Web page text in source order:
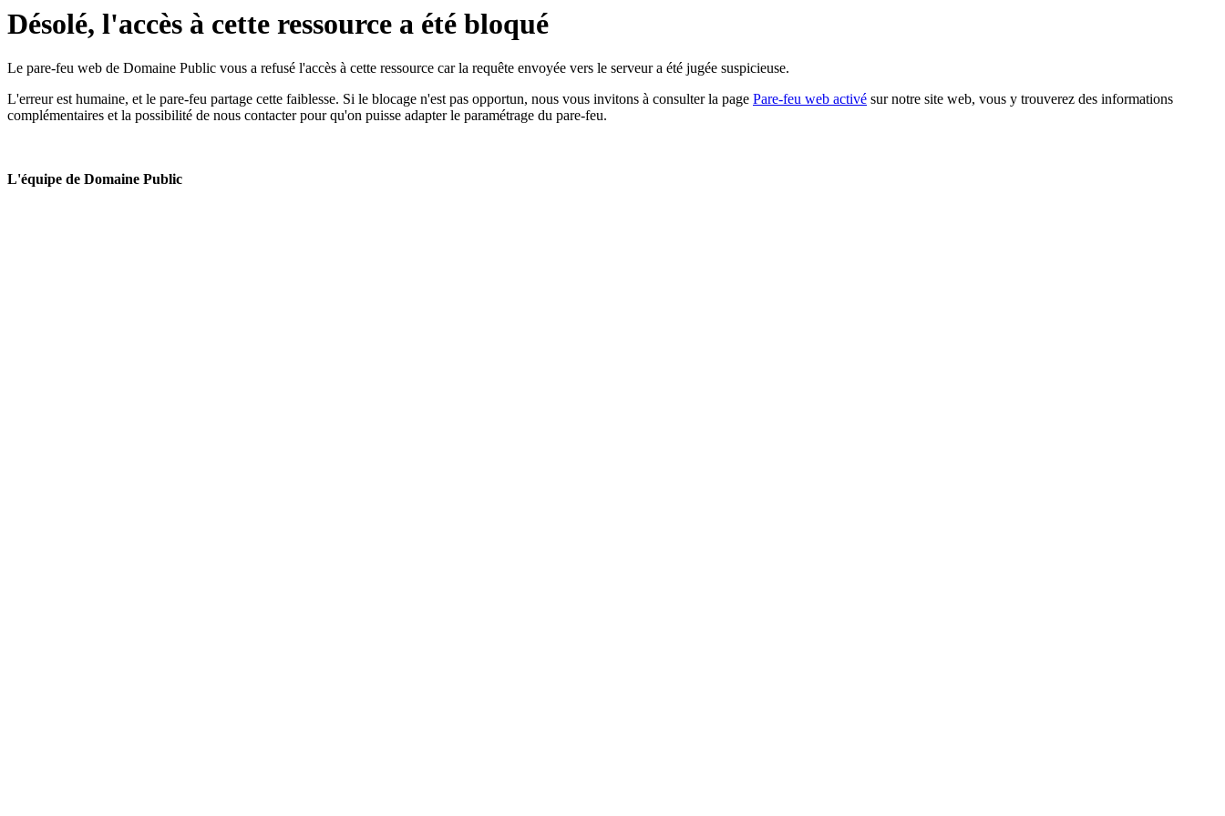
Désolé, l'accès à cette ressource a été bloqué
Le pare-feu web de Domaine Public vous a refusé l'accès à cette ressource car la requête envoyée vers le serveur a été jugée suspicieuse.
L'erreur est humaine, et le pare-feu partage cette faiblesse. Si le blocage n'est pas opportun, nous vous invitons à consulter la page Pare-feu web activé sur notre site web, vous y trouverez des informations
complémentaires et la possibilité de nous contacter pour qu'on puisse adapter le paramétrage du pare-feu.
L'équipe de Domaine Public